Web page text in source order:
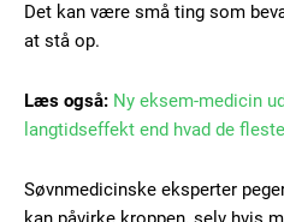
Det kan være små ting som
at stå op.
Læs også: Ny eksem-medicin
langtidseffekt end hvad de
Søvnmedicinske eksperter